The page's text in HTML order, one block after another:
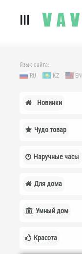
Язык сайта:
RU
KZ EN
Новинки
Чудо товар
Наручные часы
Для дома
Умный дом
Красота